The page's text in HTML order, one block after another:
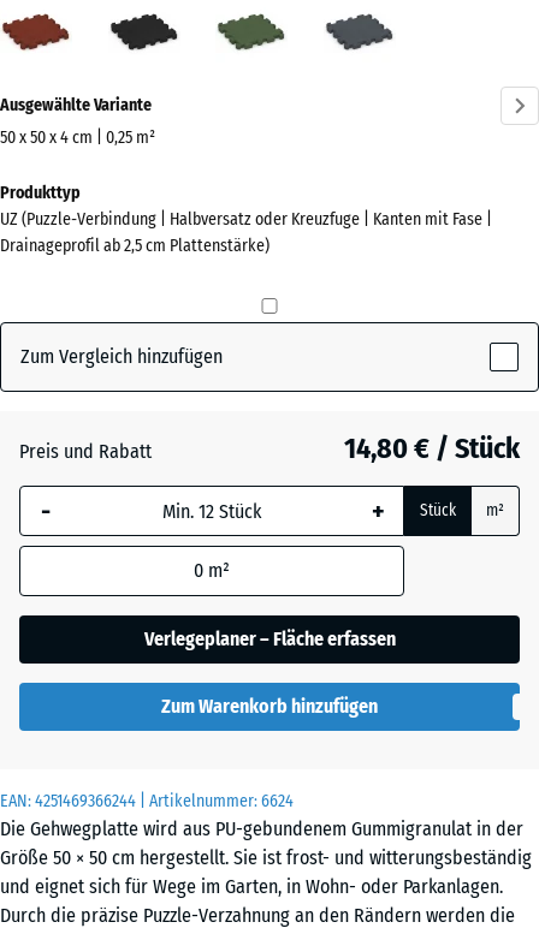
EAN:4251469366244 | Artikelnummer:6624
Die Gehwegplatte wird aus PU-gebundenem Gummigranulat in der
Größe 50 × 50 cm hergestellt. Sie ist frost- und witterungsbeständig
und eignet sich für Wege im Garten, in Wohn- oder Parkanlagen.
Durch die präzise Puzzle-Verzahnung an den Rändern werden die
(active)
Informationen
zu
Farben?
Farbpalette
Ziegelrot(active)
+ 0,50 €
Ausgewählte Variante
50 x 50 x 4 cm | 0,25 m²
Abmessungen
für
den
x
540
Die gewählte, blau
umrandete
Abmessung wird
Produktdaten nicht
anders angegeben)
für die
Bedarfsberechnung
x
50
x 4
cm
|
Produkttyp
UZ (Puzzle-Verbindung | Halbversatz oder Kreuzfuge | Kanten mit Fase |
Drainageprofil ab 2,5 cm Plattenstärke)
Zum Vergleich hinzufügen
Preis und Rabatt 14,80 € / Stück
- + Stück m²
0 m²
Verlegeplaner – Fläche erfassen
Zum Warenkorb hinzufügen